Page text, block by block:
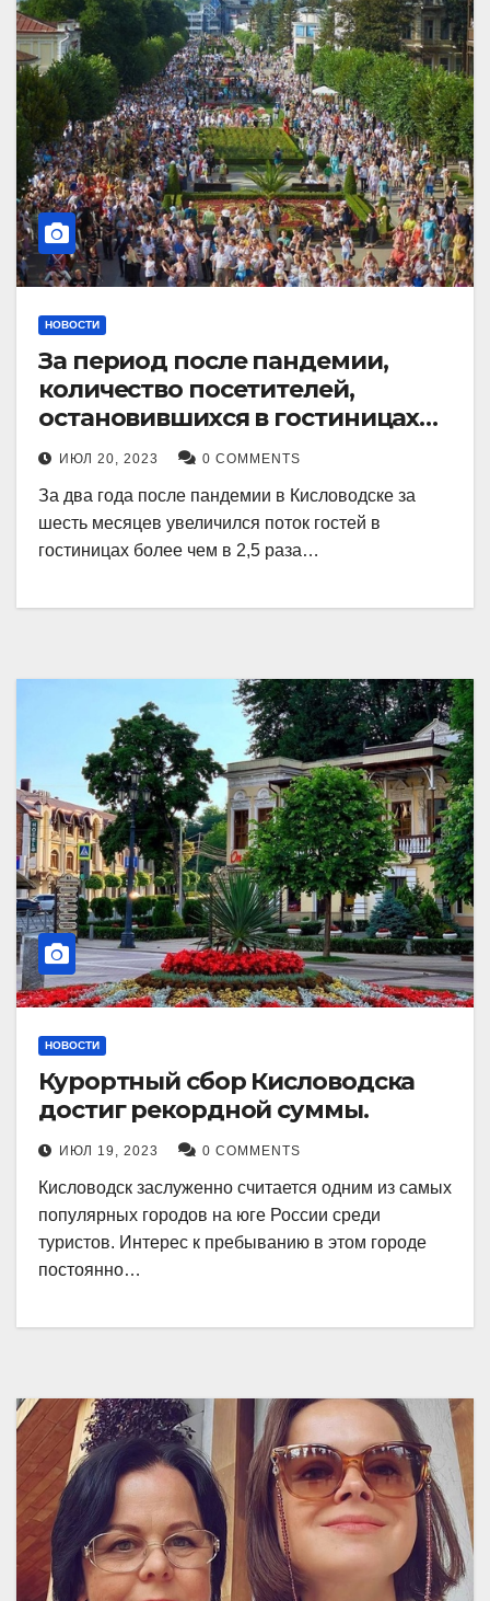
НОВОСТИ
За период после пандемии,
количество посетителей,
остановившихся в гостиницах
Кисловодска, выросло в 2,5 раза.
ИЮЛ 20, 2023 0 COMMENTS
За два года после пандемии в Кисловодске за
шесть месяцев увеличился поток гостей в
гостиницах более чем в 2,5 раза…
НОВОСТИ
Курортный сбор Кисловодска
достиг рекордной суммы.
ИЮЛ 19, 2023 0 COMMENTS
Кисловодск заслуженно считается одним из самых
популярных городов на юге России среди
туристов. Интерес к пребыванию в этом городе
постоянно…